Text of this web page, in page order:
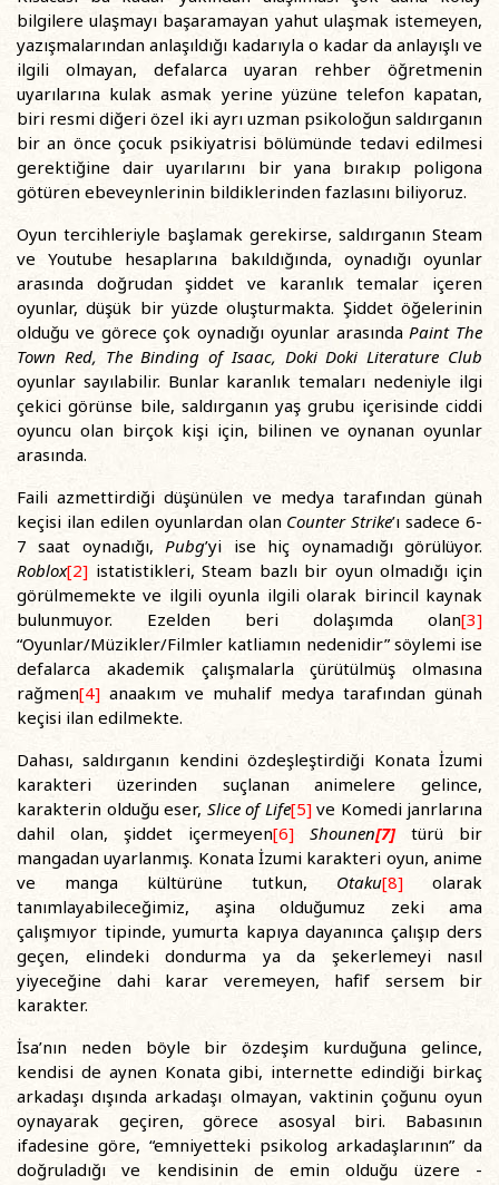
bilgilere ulaşmayı başaramayan yahut ulaşmak istemeyen,
yazışmalarından anlaşıldığı kadarıyla o kadar da anlayışlı ve
ilgili olmayan, defalarca uyaran rehber öğretmenin
uyarılarına kulak asmak yerine yüzüne telefon kapatan,
biri resmi diğeri özel iki ayrı uzman psikoloğun saldırganın
bir an önce çocuk psikiyatrisi bölümünde tedavi edilmesi
gerektiğine dair uyarılarını bir yana bırakıp poligona
götüren ebeveynlerinin bildiklerinden fazlasını biliyoruz.
Oyun tercihleriyle başlamak gerekirse, saldırganın Steam
ve Youtube hesaplarına bakıldığında, oynadığı oyunlar
arasında doğrudan şiddet ve karanlık temalar içeren
oyunlar, düşük bir yüzde oluşturmakta. Şiddet öğelerinin
olduğu ve görece çok oynadığı oyunlar arasındaPaint The
Town Red, The Binding of Isaac, Doki Doki Literature Club
oyunlar sayılabilir. Bunlar karanlık temaları nedeniyle ilgi
çekici görünse bile, saldırganın yaş grubu içerisinde ciddi
oyuncu olan birçok kişi için, bilinen ve oynanan oyunlar
arasında.
Faili azmettirdiği düşünülen ve medya tarafından günah
keçisi ilan edilen oyunlardan olan Counter Strike’ı sadece 6-
7 saat oynadığı,Pubg’yi ise hiç oynamadığı görülüyor.
Roblox[2] istatistikleri, Steam bazlı bir oyun olmadığı için
görülmemekte ve ilgili oyunla ilgili olarak birincil kaynak
bulunmuyor. Ezelden beri dolaşımda olan[3]
“Oyunlar/Müzikler/Filmler katliamın nedenidir” söylemi ise
defalarca akademik çalışmalarla çürütülmüş olmasına
rağmen[4] anaakım ve muhalif medya tarafından günah
keçisi ilan edilmekte.
Dahası, saldırganın kendini özdeşleştirdiği Konata İzumi
karakteri üzerinden suçlanan animelere gelince,
karakterin olduğu eser, Slice of Life[5]ve Komedi janrlarına
dahil olan, şiddet içermeyen[6] Shounen[7]türü bir
mangadan uyarlanmış. Konata İzumi karakteri oyun, anime
ve manga kültürüne tutkun, Otaku[8] olarak
tanımlayabileceğimiz, aşina olduğumuz zeki ama
çalışmıyor tipinde, yumurta kapıya dayanınca çalışıp ders
geçen, elindeki dondurma ya da şekerlemeyi nasıl
yiyeceğine dahi karar veremeyen, hafif sersem bir
karakter.
İsa’nın neden böyle bir özdeşim kurduğuna gelince,
kendisi de aynen Konata gibi, internette edindiği birkaç
arkadaşı dışında arkadaşı olmayan, vaktinin çoğunu oyun
oynayarak geçiren, görece asosyal biri. Babasının
ifadesine göre, “emniyetteki psikolog arkadaşlarının” da
doğruladığı ve kendisinin de emin olduğu üzere -